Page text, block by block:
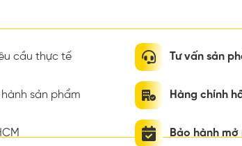
cầu thực tế
sản phẩm
Tư vấn sản
Hàng chính
Bảo hành mở